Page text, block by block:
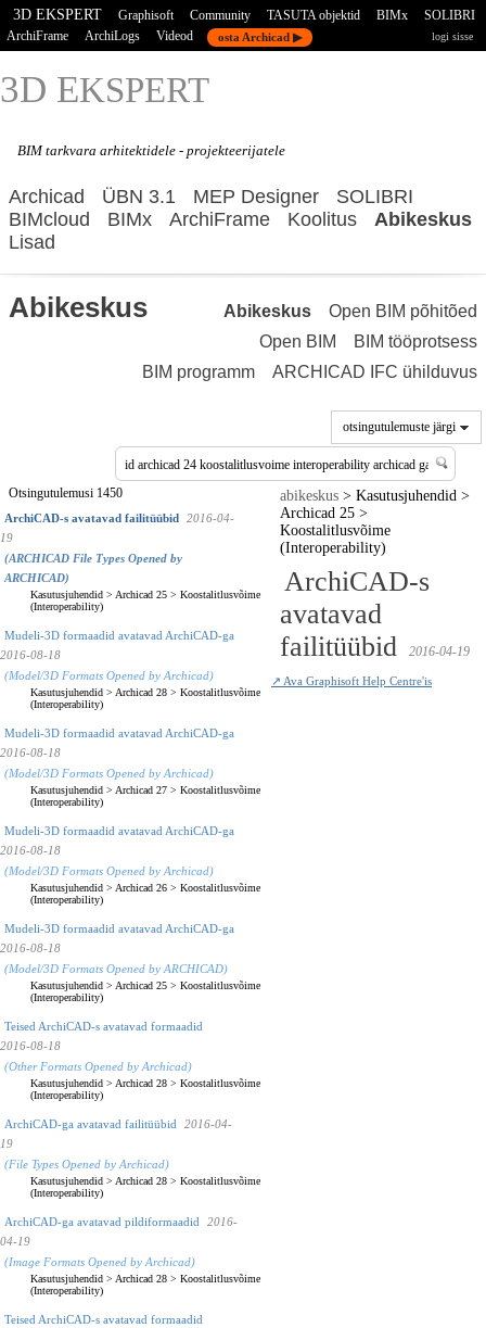
3D EKSPERT Graphisoft Community TASUTA objektid BIMx
SOLIBRI
ArchiFrame
ArchiLogs Videod osta Archicad ▶ logi sisse
3D EKSPERT
BIM tarkvara arhitektidele - projekteerijatele
Archicad ÜBN 3.1 MEP Designer
SOLIBRI
BIMcloud
BIMx ArchiFrame Koolitus
Abikeskus
Lisad
Abikeskus Abikeskus
Open BIM põhitõed
Open BIM
BIM tööprotsess
BIM programm
ARCHICAD IFC ühilduvus
otsingutulemuste järgi
Otsingutulemusi 1450
ArchiCAD-s avatavad failitüübid
2016-04-
19
(ARCHICAD File Types Opened by
ARCHICAD)
Kasutusjuhendid > Archicad 25 > Koostalitlusvõime
(Interoperability)
Mudeli-3D formaadid avatavad ArchiCAD-ga
2016-08-18
(Model/3D Formats Opened by Archicad)
Kasutusjuhendid > Archicad 28 > Koostalitlusvõime
(Interoperability)
Mudeli-3D formaadid avatavad ArchiCAD-ga
2016-08-18
(Model/3D Formats Opened by Archicad)
Kasutusjuhendid > Archicad 27 > Koostalitlusvõime
(Interoperability)
Mudeli-3D formaadid avatavad ArchiCAD-ga
2016-08-18
(Model/3D Formats Opened by Archicad)
Kasutusjuhendid > Archicad 26 > Koostalitlusvõime
(Interoperability)
Mudeli-3D formaadid avatavad ArchiCAD-ga
2016-08-18
(Model/3D Formats Opened by ARCHICAD)
Kasutusjuhendid > Archicad 25 > Koostalitlusvõime
(Interoperability)
Teised ArchiCAD-s avatavad formaadid
2016-08-18
(Other Formats Opened by Archicad)
Kasutusjuhendid > Archicad 28 > Koostalitlusvõime
(Interoperability)
ArchiCAD-ga avatavad failitüübid
2016-04-
19
(File Types Opened by Archicad)
Kasutusjuhendid > Archicad 28 > Koostalitlusvõime
(Interoperability)
ArchiCAD-ga avatavad pildiformaadid
2016-
04-19
(Image Formats Opened by Archicad)
Kasutusjuhendid > Archicad 28 > Koostalitlusvõime
(Interoperability)
Teised ArchiCAD-s avatavad formaadid
abikeskus > Kasutusjuhendid >
Archicad 25 >
Koostalitlusvõime
(Interoperability)
ArchiCAD-s
avatavad
failitüübid
2016-04-19
↗ Ava Graphisoft Help Centre'is